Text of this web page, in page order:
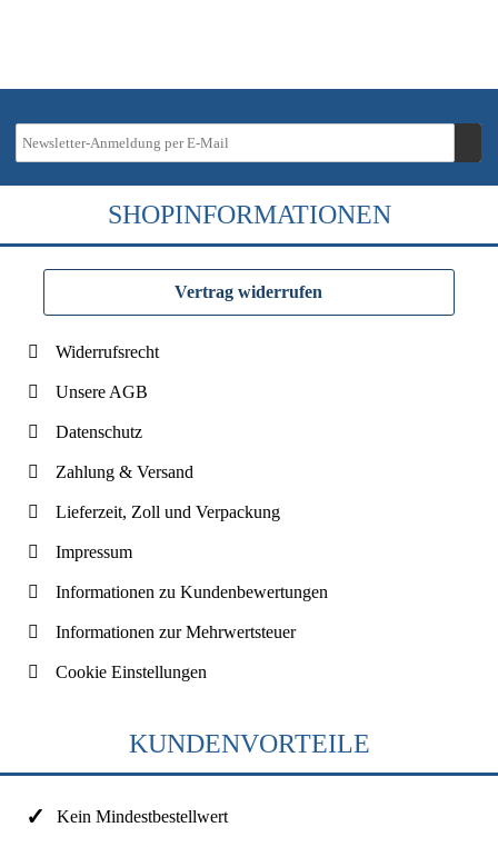
SHOPINFORMATIONEN
Vertrag widerrufen
Widerrufsrecht
Unsere AGB
Datenschutz
Zahlung & Versand
Lieferzeit, Zoll und Verpackung
Impressum
Informationen zu Kundenbewertungen
Informationen zur Mehrwertsteuer
Cookie Einstellungen
KUNDENVORTEILE
Kein Mindestbestellwert